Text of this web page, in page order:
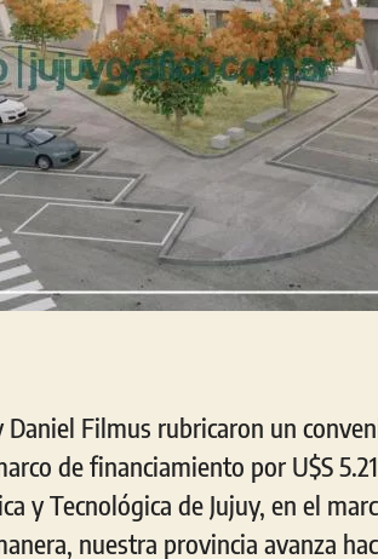
Filmus rubricaron un
de financiamiento por U$S
y Tecnológica de Jujuy, en el
nuestra provincia avanza